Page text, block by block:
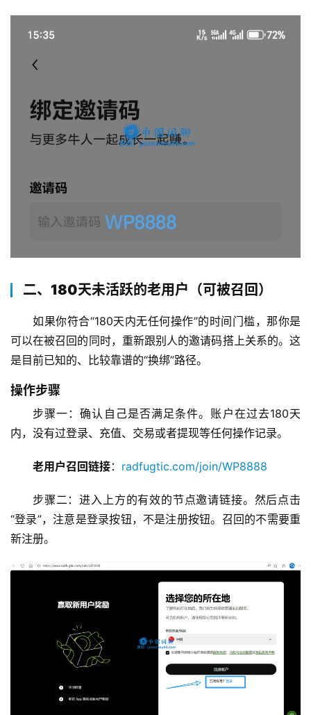
二、180天未活跃的老用户（可被召回）
如果你符合“180天内无任何操作”的时间门槛，那你是
可以在被召回的同时，重新跟别人的邀请码搭上关系的。这
是目前已知的、比较靠谱的“换绑”路径。
操作步骤
步骤一：确认自己是否满足条件。账户在过去180天
内，没有过登录、充值、交易或者提现等任何操作记录。
老用户召回链接： radfugtic.com/join/WP8888
步骤二：进入上方的有效的节点邀请链接。然后点击
“登录”，注意是登录按钮，不是注册按钮。召回的不需要重
新注册。